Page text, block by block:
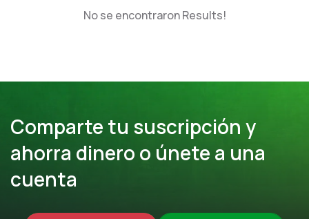
No se encontraron Results!
Comparte tu suscripción y
ahorra dinero o únete a una
cuenta